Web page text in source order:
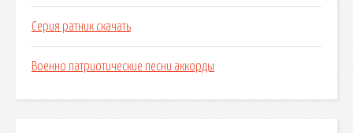
Серия ратник скачать
Военно патриотические песни аккорды